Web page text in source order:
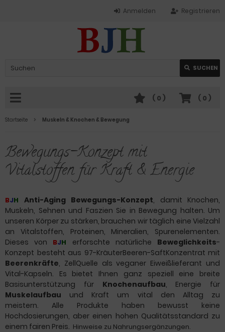
Registrieren
Anmelden
SUCHEN
( 0 )
( 0 )
Startseite Muskeln & Knochen & Bewegung
Bewegungs-Konzept mit
Vitalstoffen für Kraft & Energie
BJH Anti-AgingBewegungs-Konzept, damit Knochen,
Muskeln, Sehnen und Faszien Sie in Bewegung halten. Um
unseren Körper zu stärken, brauchen wir täglich eine Vielzahl
an Vitalstoffen, Proteinen, Mineralien, Spurenelementen.
Dieses von BJH erforschte natürliche Beweglichkeits-
Konzept besteht aus 97-KräuterBeeren-SaftKonzentrat mit
Beerenkräfte, ZellQuelle als veganer Eiweißlieferant und
Vital-Kapseln. Es bietet Ihnen ganz speziell eine breite
Basisunterstützung für Knochenaufbau, Energie für
Muskelaufbau und Kraft um vital den Alltag zu
meistern. Alle Produkte haben bewusst keine
Hochdosierungen, aber einen hohen Qualitätsstandard zu
einem fairen Preis. Hinweise zu Nahrungsergänzungen.